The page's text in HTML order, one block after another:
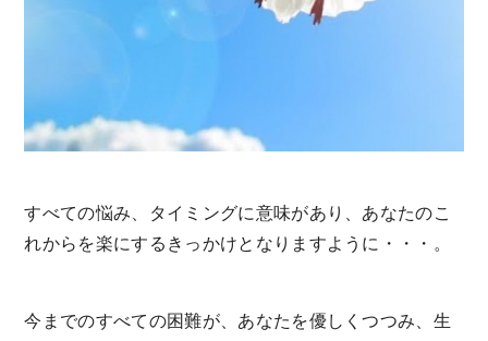
すべての悩み、タイミングに意味があり、あなたのこ
れからを楽にするきっかけとなりますように・・・。
今までのすべての困難が、あなたを優しくつつみ、生